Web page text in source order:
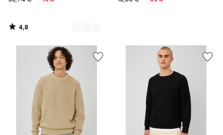
4,8
/